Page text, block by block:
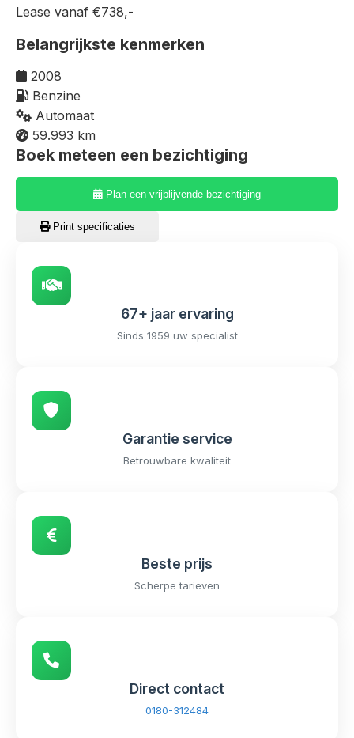
Lease vanaf €738,-
Belangrijkste kenmerken
2008
Benzine
Automaat
59.993 km
Boek meteen een bezichtiging
Plan een vrijblijvende bezichtiging
Print specificaties
67+ jaar ervaring
Sinds 1959 uw specialist
Garantie service
Betrouwbare kwaliteit
Beste prijs
Scherpe tarieven
Direct contact
0180-312484